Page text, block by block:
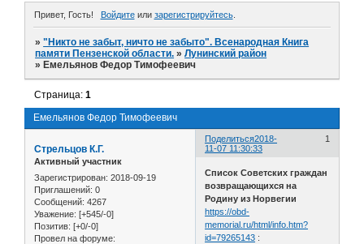
Привет, Гость! Войдитеили зарегистрируйтесь.
»"Никто не забыт, ничто не забыто". Всенародная Книга
памяти Пензенской области. »Лунинский район
» Емельянов Федор Тимофеевич
Емельянов Федор Тимофеевич
Страница:1
Поделиться 1
2018-
11-07 11:30:33
Стрельцов К.Г.
Активный участник
Зарегистрирован: 2018-09-19
Приглашений: 0
Сообщений: 4267
Уважение: [+545/-0]
Позитив: [+0/-0]
Провел на форуме:
Список Советских граждан
возвращающихся на
Родину из Норвегии
https://obd-
memorial.ru/html/info.htm?
id=79265143 :